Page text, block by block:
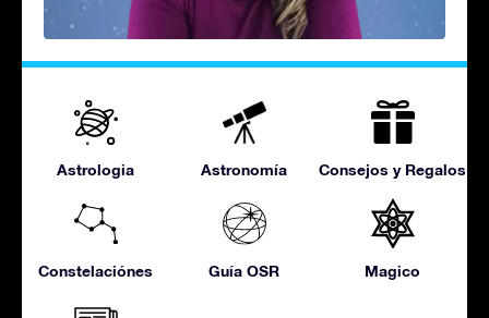
Astrologia Astronomía Consejos y Regalos
Constelaciónes Guía OSR Magico